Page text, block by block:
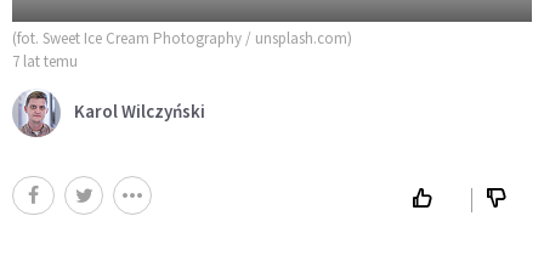
(fot. Sweet Ice Cream Photography / unsplash.com)
7 lat temu
Karol Wilczyński